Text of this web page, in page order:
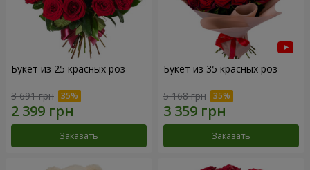
Букет из 25 красных роз
3 691 грн
Заказать
Букет из 35 красных роз
5 168 грн
Заказать